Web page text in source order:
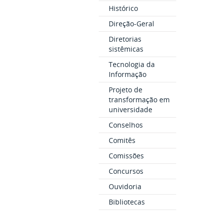
Histórico
Direção-Geral
Diretorias
sistêmicas
Tecnologia da
Informação
Projeto de
transformação em
universidade
Conselhos
Comitês
Comissões
Concursos
Ouvidoria
Bibliotecas